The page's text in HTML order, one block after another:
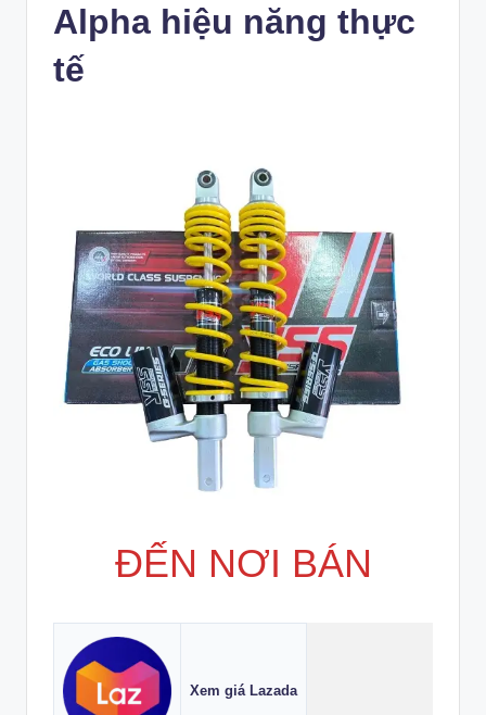
Alpha hiệu năng thực
tế
ĐẾN NƠI BÁN
Xem giá Lazada